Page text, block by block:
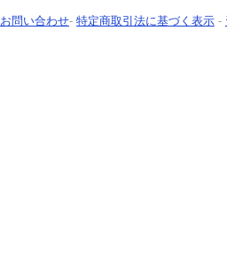
お問い合わせ- 特定商取引法に基づく表示 -